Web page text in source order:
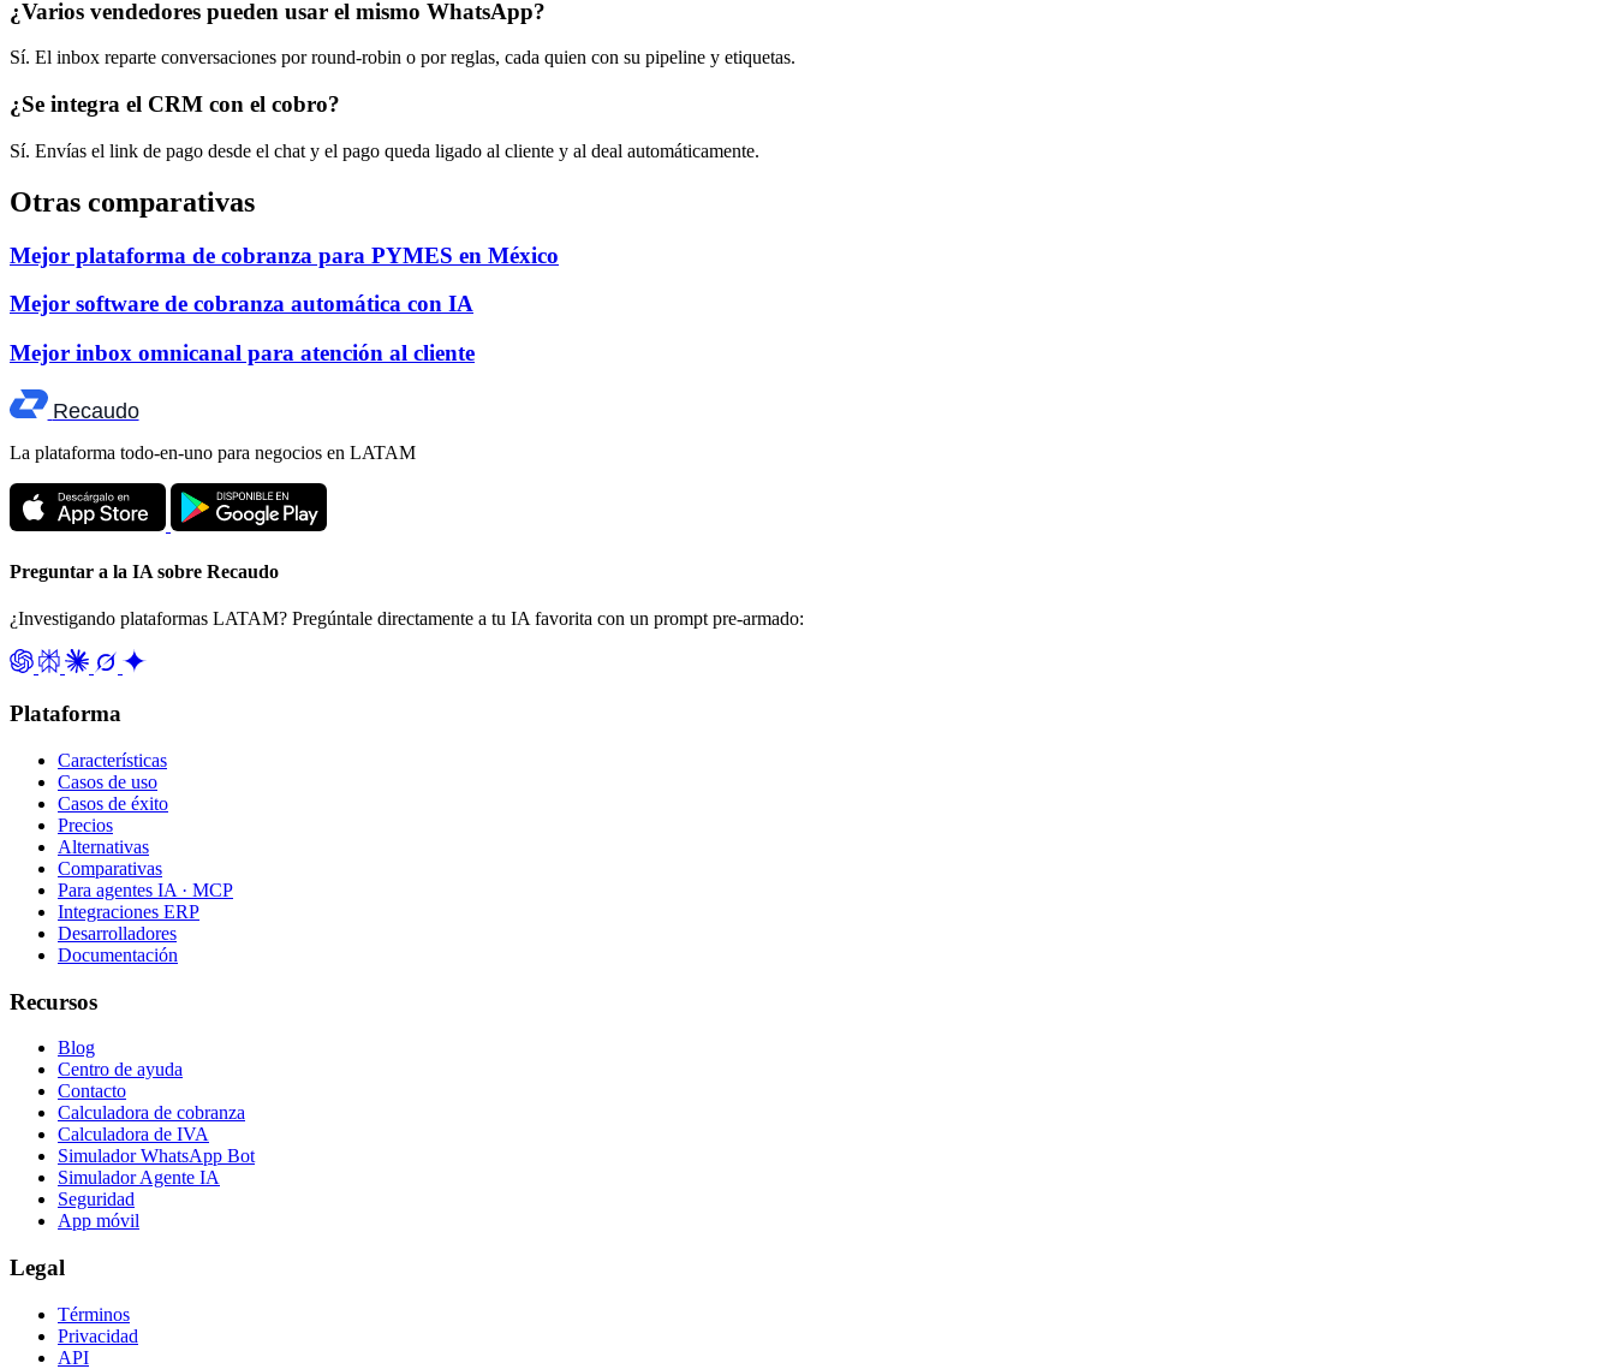
¿Varios vendedores pueden usar el mismo WhatsApp?
Sí. El inbox reparte conversaciones por round-robin o por reglas, cada quien con su pipeline y etiquetas.
¿Se integra el CRM con el cobro?
Sí. Envías el link de pago desde el chat y el pago queda ligado al cliente y al deal automáticamente.
Otras comparativas
Mejor plataforma de cobranza para PYMES en México
Mejor software de cobranza automática con IA
Mejor inbox omnicanal para atención al cliente
Recaudo
La plataforma todo-en-uno para negocios en LATAM
Preguntar a la IA sobre Recaudo
¿Investigando plataformas LATAM? Pregúntale directamente a tu IA favorita con un prompt pre-armado:
Plataforma
Características
Casos de uso
Casos de éxito
Precios
Alternativas
Comparativas
Para agentes IA · MCP
Integraciones ERP
Desarrolladores
Documentación
Recursos
Blog
Centro de ayuda
Contacto
Calculadora de cobranza
Calculadora de IVA
Simulador WhatsApp Bot
Simulador Agente IA
Seguridad
App móvil
Legal
Términos
Privacidad
API